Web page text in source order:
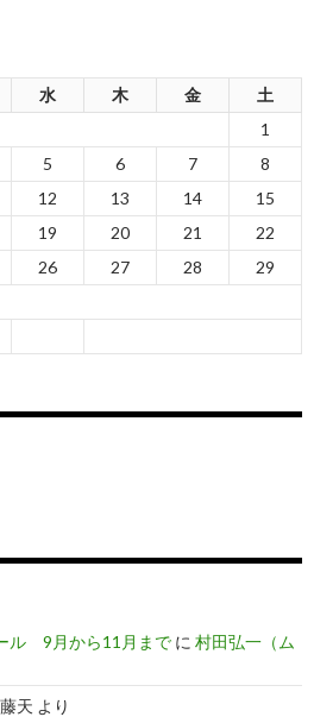
水 木 金 土
1
5 6 7
8
12 13 14
15
19 20 21
22
26 27 28
29
ル 9月から11月まで に 村田弘一（ム
天 より